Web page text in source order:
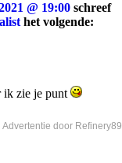
@ 19:00 schreef
het volgende:
ik zie je punt
door Refinery89